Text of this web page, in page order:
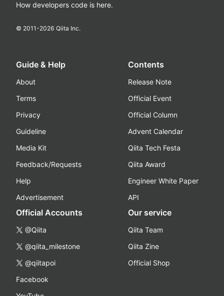
How developers code is here.
© 2011-2026 Qiita Inc.
Guide & Help
About
Terms
Privacy
Guideline
Media Kit
Feedback/Requests
Help
Advertisement
Contents
Release Note
Official Event
Official Column
Advent Calendar
Qiita Tech Festa
Qiita Award
Engineer White Paper
API
Official Accounts
@Qiita
@qiita_milestone
@qiitapoi
Facebook
Our service
Qiita Team
Qiita Zine
Official Shop